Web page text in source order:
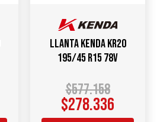
Llanta KENDA KR20
195/45 R15 78V
$577.158
$278.336